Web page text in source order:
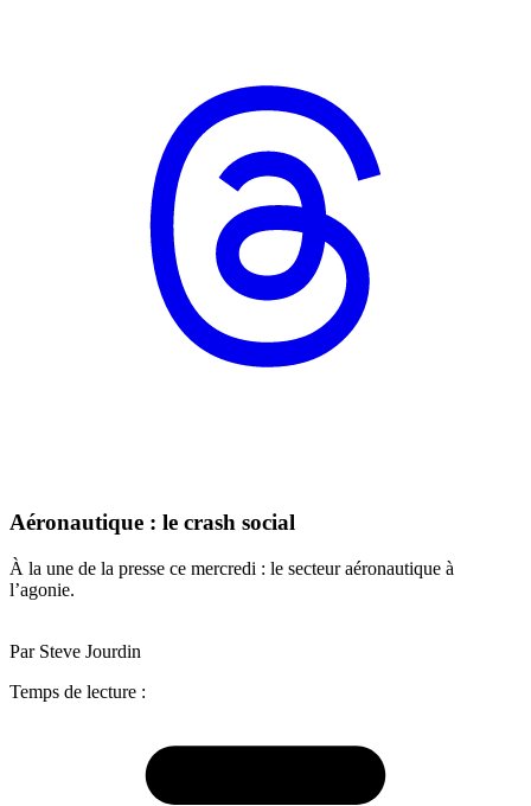
Aéronautique : le crash social
À la une de la presse ce mercredi : le secteur aéronautique à
l’agonie.
Par Steve Jourdin
Temps de lecture :